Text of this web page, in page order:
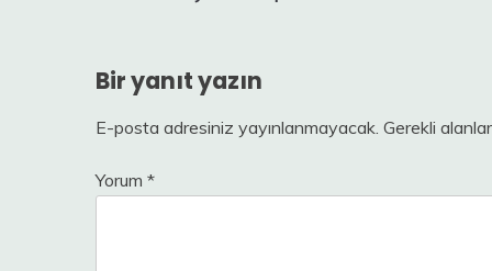
gezinmesi
Bir yanıt yazın
E-posta adresiniz yayınlanmayacak. Gerekli alanlar
Yorum *